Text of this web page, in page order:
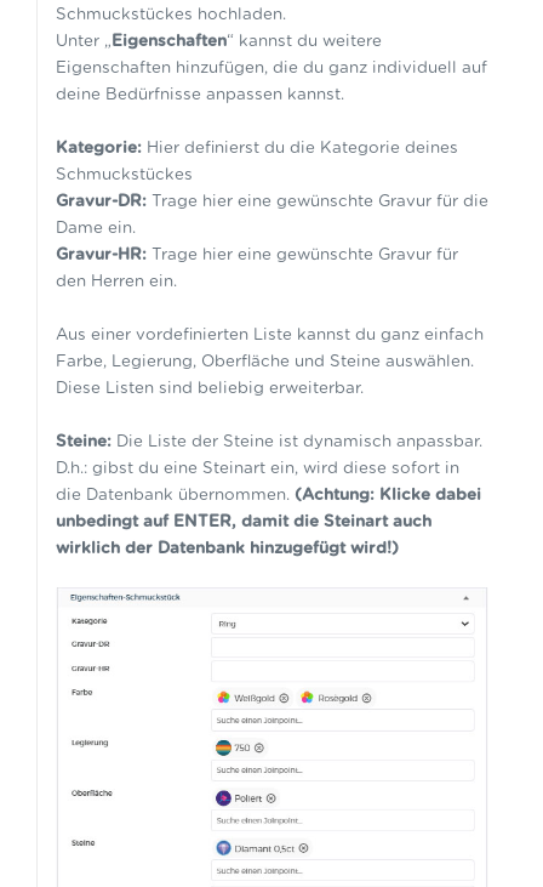
Schmuckstückes hochladen.
Unter „Eigenschaften“ kannst du weitere
Eigenschaften hinzufügen, die du ganz individuell auf
deine Bedürfnisse anpassen kannst.
Kategorie: Hier definierst du die Kategorie deines
Schmuckstückes
Gravur-DR:Trage hier eine gewünschte Gravur für die
Dame ein.
Gravur-HR:Trage hier eine gewünschte Gravur für
den Herren ein.
Aus einer vordefinierten Liste kannst du ganz einfach
Farbe, Legierung, Oberfläche und Steine auswählen.
Diese Listen sind beliebig erweiterbar.
Steine:Die Liste der Steine ist dynamisch anpassbar.
D.h.: gibst du eine Steinart ein, wird diese sofort in
die Datenbank übernommen.(Achtung: Klicke dabei
unbedingt auf ENTER, damit die Steinart auch
wirklich der Datenbank hinzugefügt wird!)